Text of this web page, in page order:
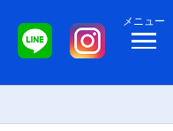
メニュー